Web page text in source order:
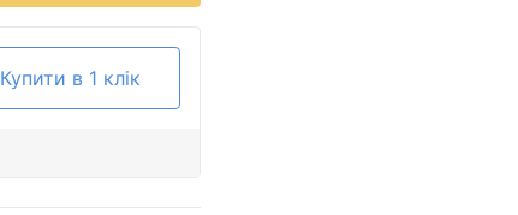
Купити в 1 клік